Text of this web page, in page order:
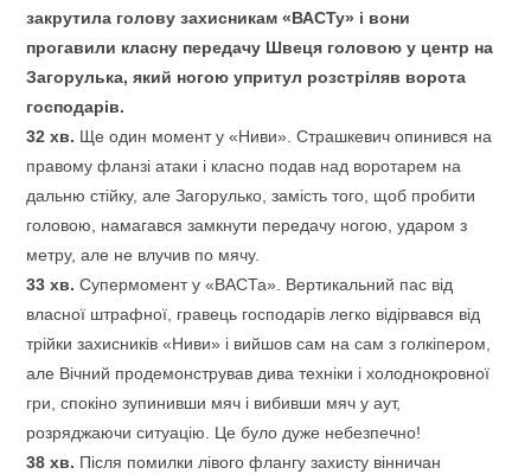
закрутила голову захисникам «ВАСТу» і вони
прогавили класну передачу Швеця головою у центр на
Загорулька, який ногою упритул розстріляв ворота
господарів.
32 хв. Ще один момент у «Ниви». Страшкевич опинився на
правому фланзі атаки і класно подав над воротарем на
дальню стійку, але Загорулько, замість того, щоб пробити
головою, намагався замкнути передачу ногою, ударом з
метру, але не влучив по мячу.
33 хв. Супермомент у «ВАСТа». Вертикальний пас від
власної штрафної, гравець господарів легко відірвався від
трійки захисників «Ниви» і вийшов сам на сам з голкіпером,
але Вічний продемонстрував дива техніки і холоднокровної
гри, спокіно зупинивши мяч і вибивши мяч у аут,
розряджаючи ситуацію. Це було дуже небезпечно!
38 хв. Після помилки лівого флангу захисту вінничан